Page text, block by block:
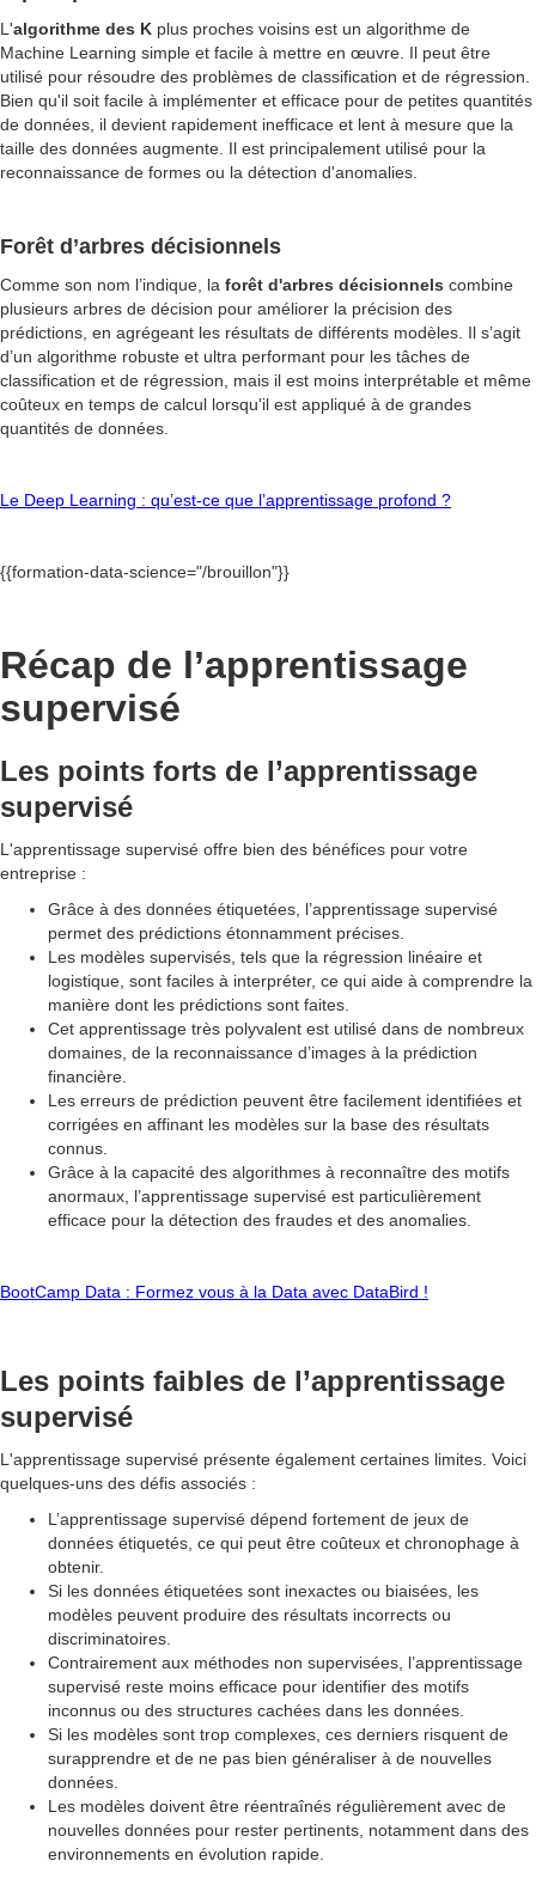
L'algorithme des K plus proches voisins est un algorithme de
Machine Learning simple et facile à mettre en œuvre. Il peut être
utilisé pour résoudre des problèmes de classification et de régression.
Bien qu'il soit facile à implémenter et efficace pour de petites quantités
de données, il devient rapidement inefficace et lent à mesure que la
taille des données augmente. Il est principalement utilisé pour la
reconnaissance de formes ou la détection d'anomalies.
Forêt d’arbres décisionnels
Comme son nom l’indique, la forêt d'arbres décisionnels combine
plusieurs arbres de décision pour améliorer la précision des
prédictions, en agrégeant les résultats de différents modèles. Il s’agit
d’un algorithme robuste et ultra performant pour les tâches de
classification et de régression, mais il est moins interprétable et même
coûteux en temps de calcul lorsqu'il est appliqué à de grandes
quantités de données.
Le Deep Learning : qu’est-ce que l’apprentissage profond ?
{{formation-data-science="/brouillon"}}
Récap de l’apprentissage
supervisé
Les points forts de l’apprentissage
supervisé
L'apprentissage supervisé offre bien des bénéfices pour votre
entreprise :
Grâce à des données étiquetées, l’apprentissage supervisé
permet des prédictions étonnamment précises.
Les modèles supervisés, tels que la régression linéaire et
logistique, sont faciles à interpréter, ce qui aide à comprendre la
manière dont les prédictions sont faites.
Cet apprentissage très polyvalent est utilisé dans de nombreux
domaines, de la reconnaissance d’images à la prédiction
financière.
Les erreurs de prédiction peuvent être facilement identifiées et
corrigées en affinant les modèles sur la base des résultats
connus.
Grâce à la capacité des algorithmes à reconnaître des motifs
anormaux, l’apprentissage supervisé est particulièrement
efficace pour la détection des fraudes et des anomalies.
BootCamp Data : Formez vous à la Data avec DataBird !
Les points faibles de l’apprentissage
supervisé
L'apprentissage supervisé présente également certaines limites. Voici
quelques-uns des défis associés :
L’apprentissage supervisé dépend fortement de jeux de
données étiquetés, ce qui peut être coûteux et chronophage à
obtenir.
Si les données étiquetées sont inexactes ou biaisées, les
modèles peuvent produire des résultats incorrects ou
discriminatoires.
Contrairement aux méthodes non supervisées, l’apprentissage
supervisé reste moins efficace pour identifier des motifs
inconnus ou des structures cachées dans les données.
Si les modèles sont trop complexes, ces derniers risquent de
surapprendre et de ne pas bien généraliser à de nouvelles
données.
Les modèles doivent être réentraînés régulièrement avec de
nouvelles données pour rester pertinents, notamment dans des
environnements en évolution rapide.